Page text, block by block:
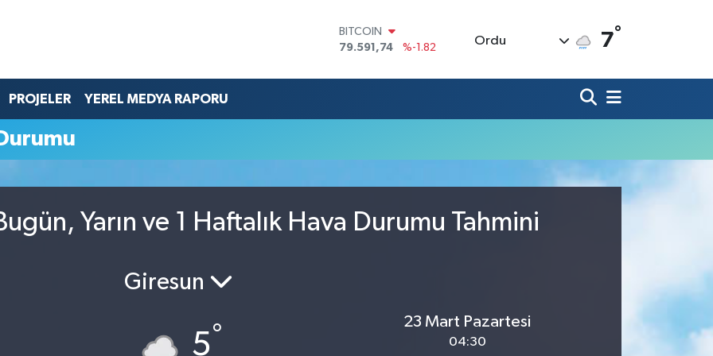
BITCOIN
79.591,74
%-1.82
45,43620
%0.02
BİST100
Ordu 7°
PROJELER YEREL MEDYA RAPORU
Yarın ve 1 Haftalık Hava Durumu Tahmini
Giresun
5°
23 Mart Pazartesi
04:30